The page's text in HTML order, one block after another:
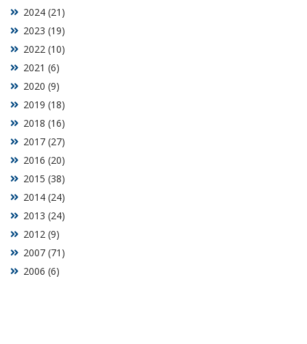
2006 (6)
2007 (71)
2012 (9)
2013 (24)
2014 (24)
2015 (38)
2016 (20)
2017 (27)
2018 (16)
2019 (18)
2020 (9)
2021 (6)
2022 (10)
2023 (19)
2024 (21)